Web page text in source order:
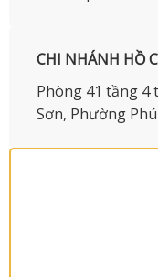
CHI NHÁNH HỒ
Phòng 41 tầng 4
Sơn, Phường